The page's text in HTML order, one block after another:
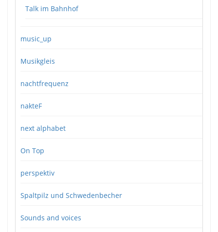
Talk im Bahnhof
music_up
Musikgleis
nachtfrequenz
nakteF
next alphabet
On Top
perspektiv
Spaltpilz und Schwedenbecher
Sounds and voices